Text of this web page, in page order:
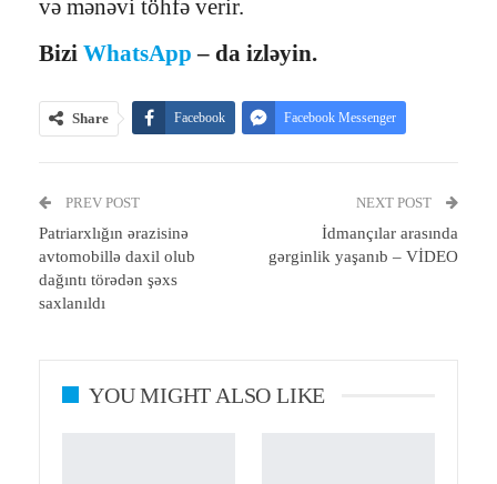
və mənəvi töhfə verir.
Bizi WhatsApp – da izləyin.
Share Facebook Facebook Messenger
Email
PREV POST
Patriarxlığın ərazisinə
avtomobillə daxil olub
dağıntı törədən şəxs
saxlanıldı
NEXT POST
İdmançılar arasında
gərginlik yaşanıb – VİDEO
YOU MIGHT ALSO LIKE